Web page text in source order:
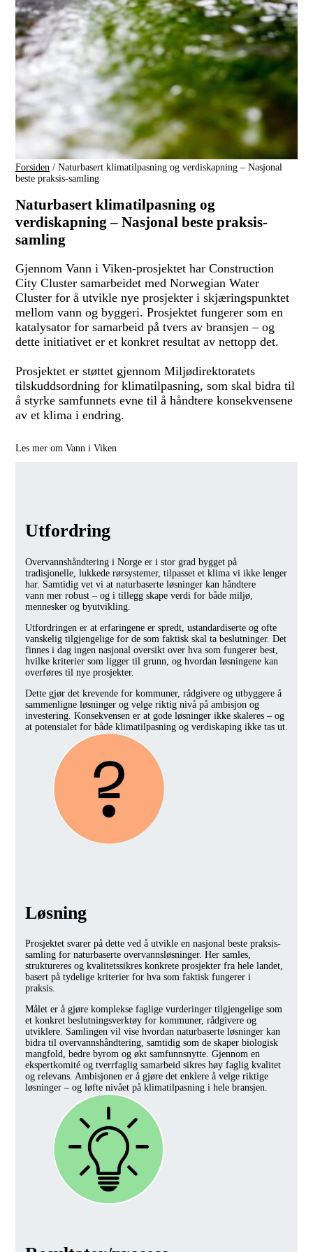
Forsiden / Naturbasert klimatilpasning og verdiskapning – Nasjonal
beste praksis-samling
Naturbasert klimatilpasning og
verdiskapning – Nasjonal beste praksis-
samling
Gjennom Vann i Viken-prosjektet har Construction
City Cluster samarbeidet med Norwegian Water
Cluster for å utvikle nye prosjekter i skjæringspunktet
mellom vann og byggeri. Prosjektet fungerer som en
katalysator for samarbeid på tvers av bransjen – og
dette initiativet er et konkret resultat av nettopp det.
Prosjektet er støttet gjennom Miljødirektoratets
tilskuddsordning for klimatilpasning, som skal bidra til
å styrke samfunnets evne til å håndtere konsekvensene
av et klima i endring.
Les mer om Vann i Viken
Utfordring
Overvannshåndtering i Norge er i stor grad bygget på
tradisjonelle, lukkede rørsystemer, tilpasset et klima vi ikke lenger
har. Samtidig vet vi at naturbaserte løsninger kan håndtere
vann mer robust – og i tillegg skape verdi for både miljø,
mennesker og byutvikling.
Utfordringen er at erfaringene er spredt, ustandardiserte og ofte
vanskelig tilgjengelige for de som faktisk skal ta beslutninger. Det
finnes i dag ingen nasjonal oversikt over hva som fungerer best,
hvilke kriterier som ligger til grunn, og hvordan løsningene kan
overføres til nye prosjekter.
Dette gjør det krevende for kommuner, rådgivere og utbyggere å
sammenligne løsninger og velge riktig nivå på ambisjon og
investering. Konsekvensen er at gode løsninger ikke skaleres – og
at potensialet for både klimatilpasning og verdiskaping ikke tas ut.
Løsning
Prosjektet svarer på dette ved å utvikle en nasjonal beste praksis-
samling for naturbaserte overvannsløsninger. Her samles,
struktureres og kvalitetssikres konkrete prosjekter fra hele landet,
basert på tydelige kriterier for hva som faktisk fungerer i
praksis.
Målet er å gjøre komplekse faglige vurderinger tilgjengelige som
et konkret beslutningsverktøy for kommuner, rådgivere og
utviklere. Samlingen vil vise hvordan naturbaserte løsninger kan
bidra til overvannshåndtering, samtidig som de skaper biologisk
mangfold, bedre byrom og økt samfunnsnytte. Gjennom en
ekspertkomité og tverrfaglig samarbeid sikres høy faglig kvalitet
og relevans. Ambisjonen er å gjøre det enklere å velge riktige
løsninger – og løfte nivået på klimatilpasning i hele bransjen.